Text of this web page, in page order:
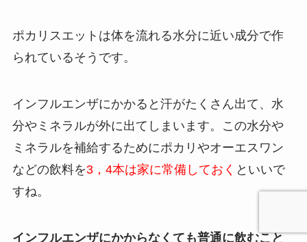
ポカリスエットは体を流れる水分に近い成分で作
られているそうです。
インフルエンザにかかると汗がたくさん出て、水
分やミネラルが外に出てしまいます。この水分や
ミネラルを補給するためにポカリやオーエスワン
などの飲料を3，4本は家に常備しておく といいで
すね。
インフルエンザにかからなくても普通に飲むこと